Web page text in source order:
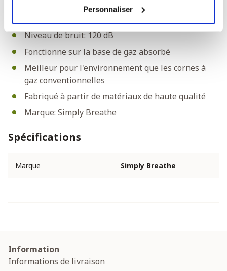
Personnaliser
Spécifications de cette corne à gaz
Niveau de bruit: 120 dB
Fonctionne sur la base de gaz absorbé
Meilleur pour l'environnement que les cornes à
gaz conventionnelles
Fabriqué à partir de matériaux de haute qualité
Marque: Simply Breathe
Spécifications
Marque Simply Breathe
Information
Informations de livraison